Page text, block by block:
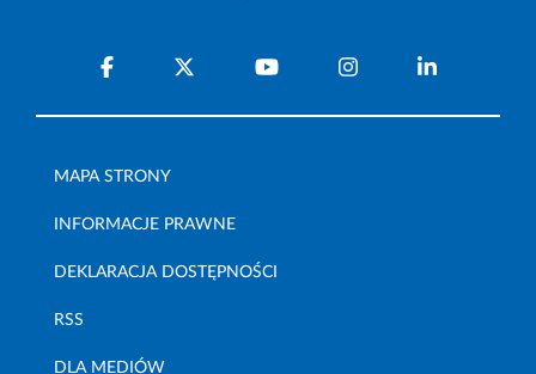
MAPA STRONY
INFORMACJE PRAWNE
DEKLARACJA DOSTĘPNOŚCI
RSS
DLA MEDIÓW